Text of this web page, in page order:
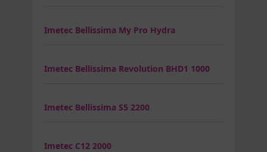
Imetec Bellissima My Pro Hydra
Imetec Bellissima Revolution BHD1 1000
Imetec Bellissima S5 2200
Imetec C12 2000